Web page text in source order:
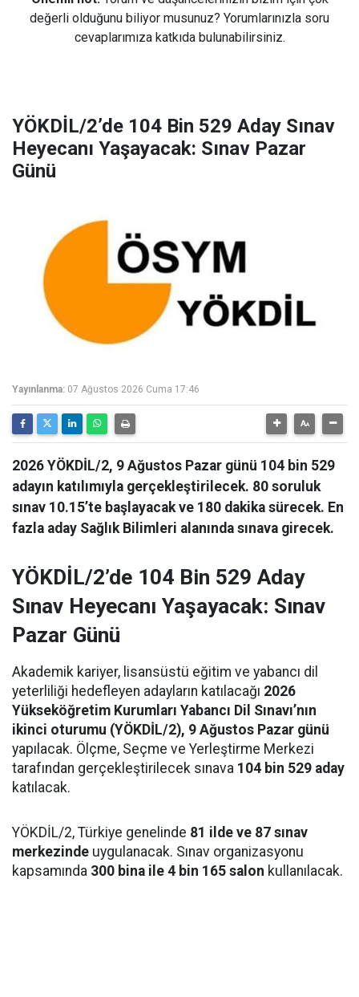
değerli olduğunu biliyor musunuz? Yorumlarınızla soru
cevaplarımıza katkıda bulunabilirsiniz.
YÖKDİL/2’de 104 Bin 529 Aday Sınav
Heyecanı Yaşayacak: Sınav Pazar
Günü
Yayınlanma: 07 Ağustos 2026 Cuma 17:46
2026 YÖKDİL/2, 9 Ağustos Pazar günü 104 bin 529
adayın katılımıyla gerçekleştirilecek. 80 soruluk
sınav 10.15’te başlayacak ve 180 dakika sürecek. En
fazla aday Sağlık Bilimleri alanında sınava girecek.
YÖKDİL/2’de 104 Bin 529 Aday
Sınav Heyecanı Yaşayacak: Sınav
Pazar Günü
Akademik kariyer, lisansüstü eğitim ve yabancı dil
yeterliliği hedefleyen adayların katılacağı 2026
Yükseköğretim Kurumları Yabancı Dil Sınavı’nın
ikinci oturumu (YÖKDİL/2), 9 Ağustos Pazar günü
yapılacak. Ölçme, Seçme ve Yerleştirme Merkezi
tarafından gerçekleştirilecek sınava 104 bin 529 aday
katılacak.
YÖKDİL/2, Türkiye genelinde 81 ilde ve 87 sınav
merkezinde uygulanacak. Sınav organizasyonu
kapsamında 300 bina ile 4 bin 165 salon kullanılacak.